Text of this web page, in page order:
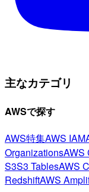
主なカテゴリ
AWSで探す
AWS特集AWS IAM
OrganizationsAWS
S3S3 TablesAWS
RedshiftAWS